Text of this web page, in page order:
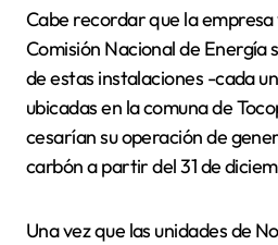
Cabe recordar que la
Comisión Nacional de Energía
de estas instalaciones -cada
ubicadas en la comuna de
cesarían su operación de
carbón a partir del 31 de
Una vez que las unidades de